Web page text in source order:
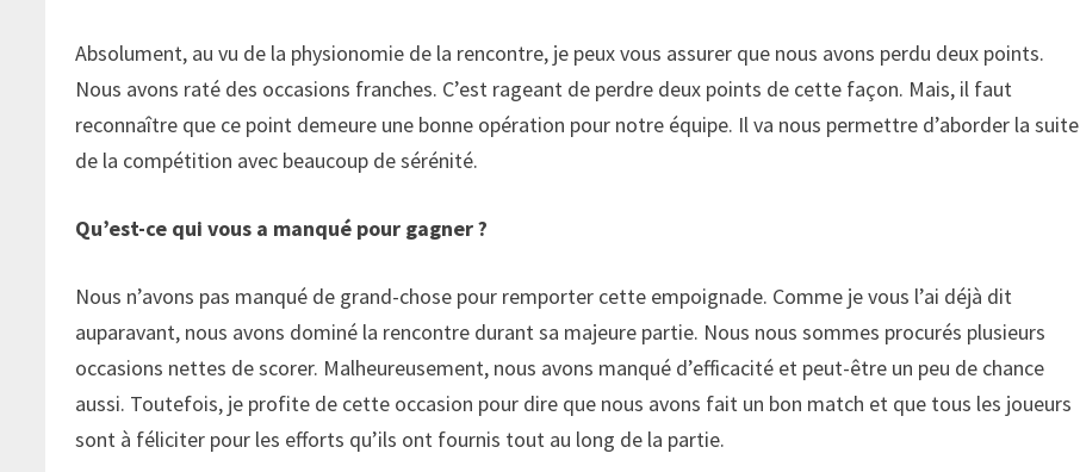
Absolument, au vu de la physionomie de la rencontre, je peux vous assurer que nous avons perdu deux points.
Nous avons raté des occasions franches. C’est rageant de perdre deux points de cette façon. Mais, il faut
reconnaître que ce point demeure une bonne opération pour notre équipe. Il va nous permettre d’aborder la suite
de la compétition avec beaucoup de sérénité.
Qu’est-ce qui vous a manqué pour gagner ?
Nous n’avons pas manqué de grand-chose pour remporter cette empoignade. Comme je vous l’ai déjà dit
auparavant, nous avons dominé la rencontre durant sa majeure partie. Nous nous sommes procurés plusieurs
occasions nettes de scorer. Malheureusement, nous avons manqué d’efficacité et peut-être un peu de chance
aussi. Toutefois, je profite de cette occasion pour dire que nous avons fait un bon match et que tous les joueurs
sont à féliciter pour les efforts qu’ils ont fournis tout au long de la partie.